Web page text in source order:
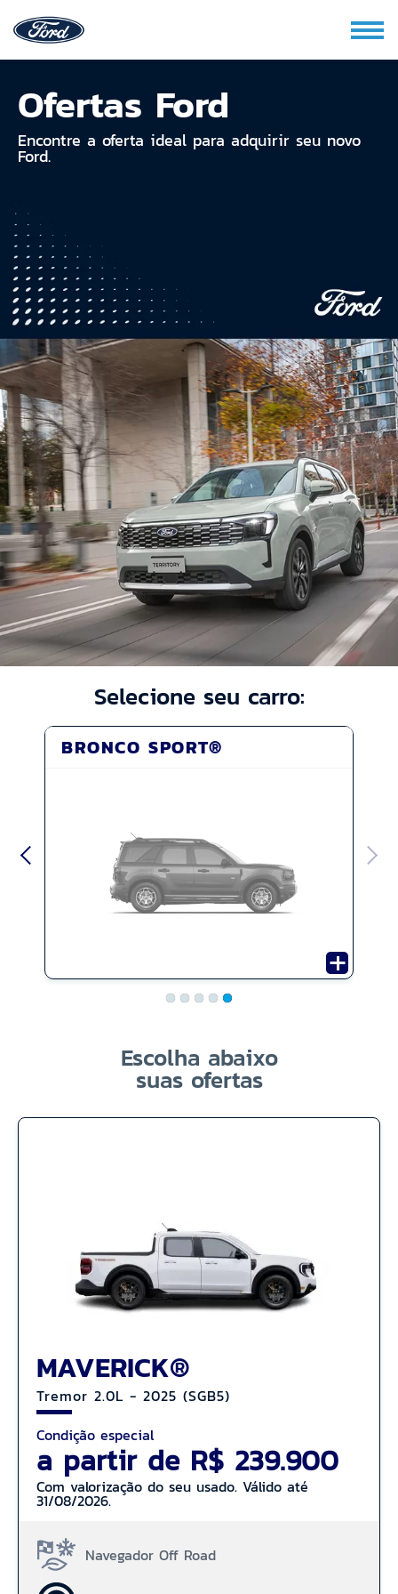
Ofertas Ford
Encontre a oferta ideal para adquirir seu novo
Ford.
Selecione seu carro:
BRONCO SPORT®
Escolha abaixo
suas ofertas
MAVERICK®
Tremor 2.0L - 2025 (SGB5)
Condição especial
a partir de R$ 239.900
Com valorização do seu usado. Válido até
31/08/2026.
Navegador Off Road